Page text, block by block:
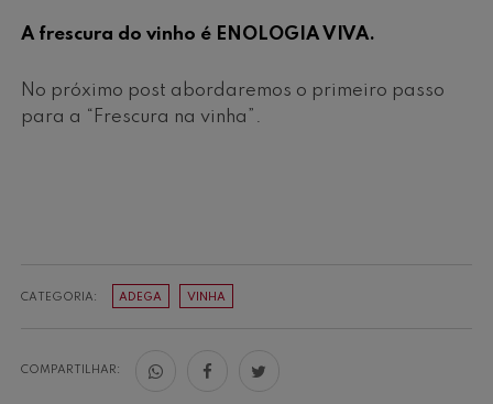
A frescura do vinho é ENOLOGIA VIVA.
No próximo post abordaremos o primeiro passo
para a “Frescura na vinha”.
CATEGORIA: ADEGA VINHA
COMPARTILHAR: